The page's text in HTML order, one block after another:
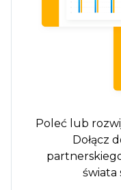
Poleć lub
Dołącz
świata